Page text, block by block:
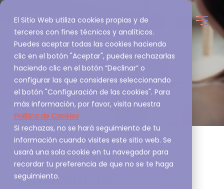
El Sitio Web utiliza cookies propias y de
terceros con fines técnicos y analíticos.
Puedes aceptar todas las cookies haciendo
clic en el botón "Aceptar", puedes rechazarlas
haciendo clic en el botón “Declinar” o
configurar las que consideres seleccionando
el botón "Configuración de las cookies". Para
más información, por favor, visita nuestra
Política de Cookies
Si rechazas, no se hará seguimiento de tu
información cuando visites este sitio web. Se
usará una sola cookie en tu navegador para
recordar tu preferencia de que no se te haga
seguimiento.
Aparición del